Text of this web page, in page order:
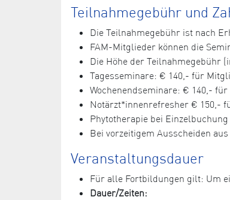
Teilnahmegebühr und
Die Teilnahmegebühr ist nach
FAM-Mitglieder können die
Die Höhe der Teilnahmegebühr
Tagesseminare: € 140,- für
Wochenendseminare: € 140,-
Notärzt*innenrefresher € 150,-
Phytotherapie bei
Bei vorzeitigem Ausscheiden
Veranstaltungsdauer
Für alle Fortbildungen gilt: Um
Dauer/Zeiten: